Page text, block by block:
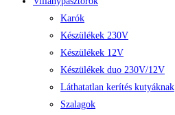
Karók
Készülékek 230V
Készülékek 12V
Készülékek duo 230V/12V
Láthatatlan kerítés kutyáknak
Szalagok